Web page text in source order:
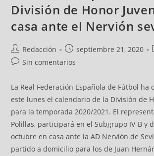
División de Honor
casa ante el Nervión
Redacción septiembre 21, 2020
Sin comentarios
La Real Federación Española de Fútbol ha
este lunes el calendario de la División de
para la temporada 2020/2021. El
Polillas, participará en el Subgrupo IV-B y
octubre en casa ante la AD Nervión de
partido a domicilio para los de Juan